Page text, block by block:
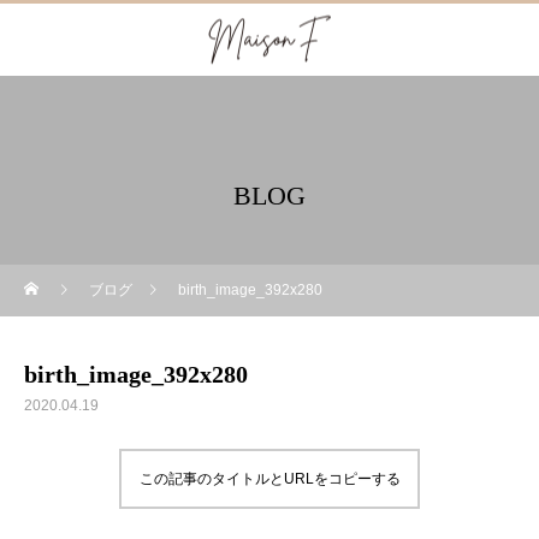
BLOG
ブログ birth_image_392x280
birth_image_392x280
2020.04.19
この記事のタイトルとURLをコピーする